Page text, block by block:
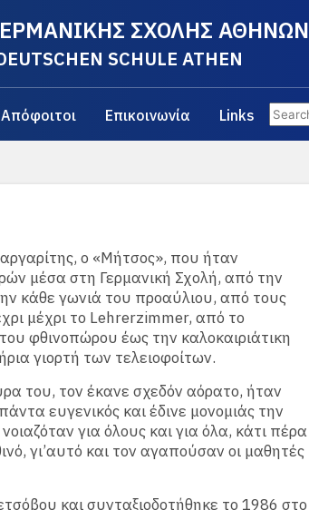
ΣΧΟΛΗΣ ΑΘΗΝΩΝ
SCHULE ATHEN
Απόφοιτοι Επικοινωνία Links
ο «Μήτσος», που ήταν
μέσα στη Γερμανική Σχολή, από την
κάθε γωνιά του προαύλιου, από τους
μέχρι το Lehrerzimmer, από το
φθινοπώρου έως την καλοκαιριάτικη
γιορτή των τελειοφοίτων.
του, τον έκανε σχεδόν αόρατο, ήταν
ευγενικός και έδινε μονομιάς την
για όλους και για όλα, κάτι πέρα
γι’αυτό και τον αγαπούσαν οι μαθητές
και συνταξιοδοτήθηκε το 1986 στο